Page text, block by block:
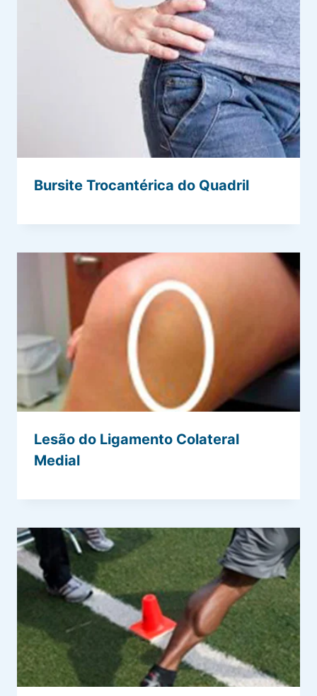
Bursite Trocantérica do Quadril
Lesão do Ligamento Colateral
Medial